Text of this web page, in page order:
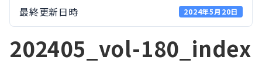
最終更新日時 2024年5月20日
202405_vol-180_index